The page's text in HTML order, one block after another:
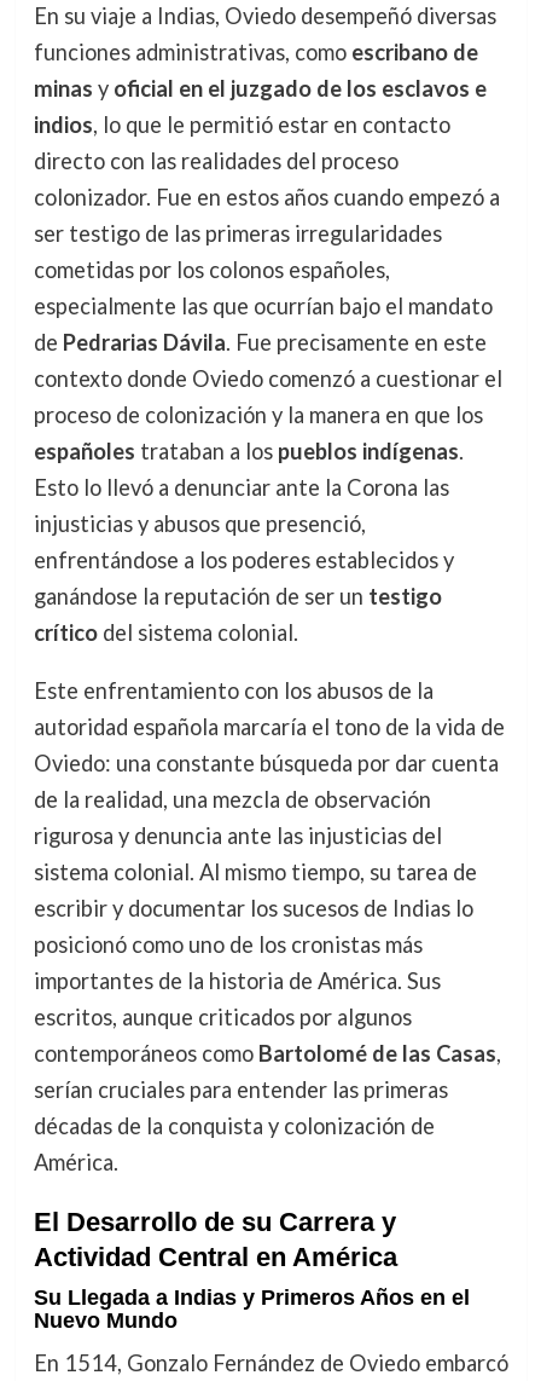
En su viaje a Indias, Oviedo desempeñó diversas
funciones administrativas, como escribano de
minas y oficial en el juzgado de los esclavos e
indios, lo que le permitió estar en contacto
directo con las realidades del proceso
colonizador. Fue en estos años cuando empezó a
ser testigo de las primeras irregularidades
cometidas por los colonos españoles,
especialmente las que ocurrían bajo el mandato
de Pedrarias Dávila. Fue precisamente en este
contexto donde Oviedo comenzó a cuestionar el
proceso de colonización y la manera en que los
españoles trataban a los pueblos indígenas.
Esto lo llevó a denunciar ante la Corona las
injusticias y abusos que presenció,
enfrentándose a los poderes establecidos y
ganándose la reputación de ser un testigo
críticodel sistema colonial.
Este enfrentamiento con los abusos de la
autoridad española marcaría el tono de la vida de
Oviedo: una constante búsqueda por dar cuenta
de la realidad, una mezcla de observación
rigurosa y denuncia ante las injusticias del
sistema colonial. Al mismo tiempo, su tarea de
escribir y documentar los sucesos de Indias lo
posicionó como uno de los cronistas más
importantes de la historia de América. Sus
escritos, aunque criticados por algunos
contemporáneos como Bartolomé de las Casas,
serían cruciales para entender las primeras
décadas de la conquista y colonización de
América.
El Desarrollo de su Carrera y
Actividad Central en América
Su Llegada a Indias y Primeros Años en el
Nuevo Mundo
En 1514, Gonzalo Fernández de Oviedo embarcó